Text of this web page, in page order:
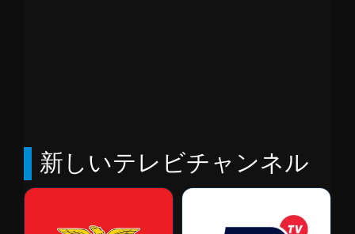
新しいテレビチャンネル